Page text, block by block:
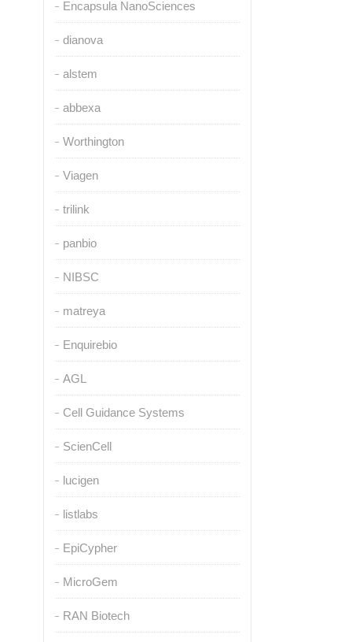
Encapsula NanoSciences
dianova
alstem
abbexa
Worthington
Viagen
trilink
panbio
NIBSC
matreya
Enquirebio
AGL
Cell Guidance Systems
ScienCell
lucigen
listlabs
EpiCypher
MicroGem
RAN Biotech